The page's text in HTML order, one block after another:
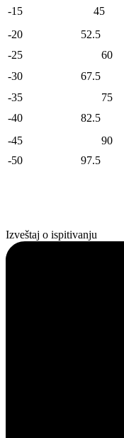
-15 45
-20
52.5
-25
60
-30
67.5
-35
75
-40
82.5
-45
90
-50
97.5
Izveštaj o ispitivanju